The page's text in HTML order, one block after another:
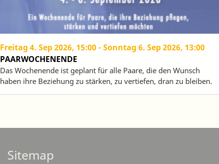
Freitag 4. Sep 2026, 15:00- Sonntag 6. Sep 2026, 13:00
PAARWOCHENENDE
Das Wochenende ist geplant für alle Paare, die den Wunsch
haben ihre Beziehung zu stärken, zu vertiefen, dran zu bleiben.
Sitemap